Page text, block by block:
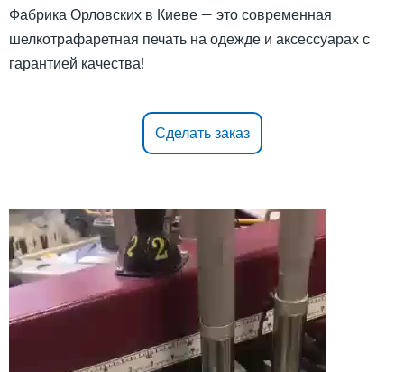
Фабрика Орловских в Киеве — это современная
шелкотрафаретная печать на одежде и аксессуарах с
гарантией качества!
Сделать заказ
Видеоплеер